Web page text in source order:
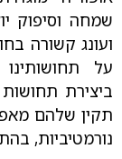
שמחה וסיפוק
ועונג קשורה
על תחושותינו
ביצירת תחושות
תקין שלהם
נורמטיביות,